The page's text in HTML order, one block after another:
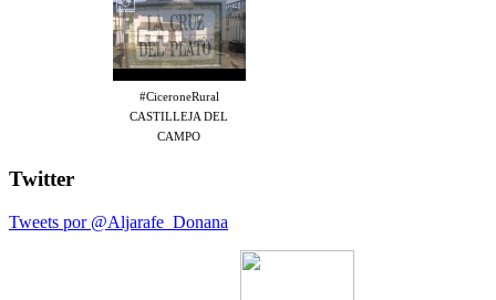
#CiceroneRural
CASTILLEJA DEL
CAMPO
Twitter
Tweets por @Aljarafe_Donana